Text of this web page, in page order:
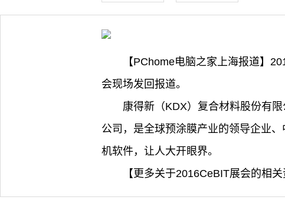
【PChome电脑之家上海报道】
会现场发回报道。
康得新（KDX）复合材料股份有
公司，是全球预涂膜产业的领导企业
机软件，让人大开眼界。
【更多关于2016CeBIT展会的相